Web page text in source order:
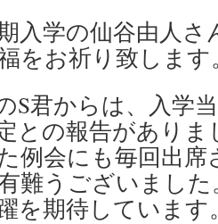
入学の仙谷由人
をお祈り致します
S君からは、入学
との報告があり
例会にも毎回出席
難うございまし
を期待しています